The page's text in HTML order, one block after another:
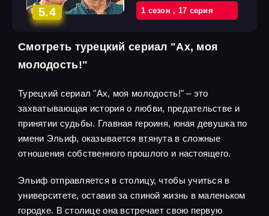
5.4 1 cезон, 17 cерия
Смотреть турецкий сериал "Ах, моя
молодость!"
Турецкий сериал "Ах, моя молодость!" – это
захватывающая история о любви, предательстве и
принятии судьбы. Главная героиня, юная девушка по
имени Эльиф, оказывается втянута в сложные
отношения собственного прошлого и настоящего.
Эльиф отправляется в столицу, чтобы учиться в
университете, оставив за спиной жизнь в маленьком
городке. В столице она встречает свою первую